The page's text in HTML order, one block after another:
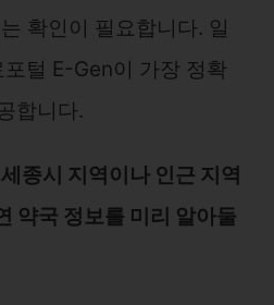
확인이 필요합니다. 일
털 E-Gen이 가장 정확
합니다.
종시 지역이나 인근 지역
약국 정보를 미리 알아둘